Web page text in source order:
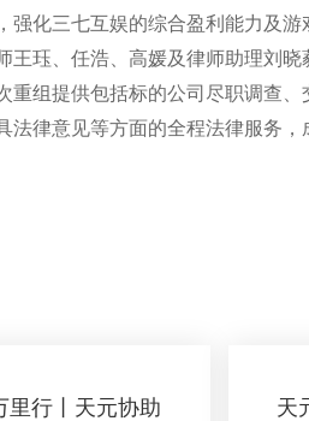
强化三七互娱的综合盈利能力及游
王珏、任浩、高媛及律师助理刘
重组提供包括标的公司尽职调查、
法律意见等方面的全程法律服务，
里行丨天元协助
天